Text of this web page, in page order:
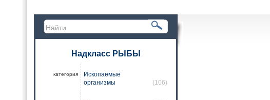
Надкласс РЫБЫ
категория
Ископаемые
организмы
(106)